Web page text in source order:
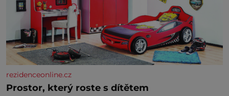
rezidenceonline.cz
Prostor, který roste s dítětem